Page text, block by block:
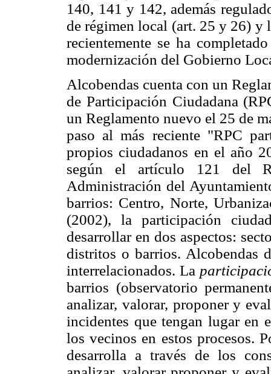
140, 141 y 142, además
de régimen local (art. 25 y 26) y
recientemente se ha
modernización del Gobierno
Alcobendas cuenta con un
de Participación Ciudadana
un Reglamento nuevo el 25 de
paso al más reciente "RPC
propios ciudadanos en el año
según el artículo 121 del
Administración del
barrios: Centro, Norte,
(2002), la participación
desarrollar en dos aspectos:
distritos o barrios. Alcobendas
interrelacionados. La
barrios (observatorio
analizar, valorar, proponer y
incidentes que tengan lugar en
los vecinos en estos procesos.
desarrolla a través de los